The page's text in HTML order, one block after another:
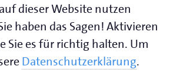
dieser Website nutzen
haben das Sagen! Aktivieren
Sie es für richtig halten. Um
Datenschutzerklärung.